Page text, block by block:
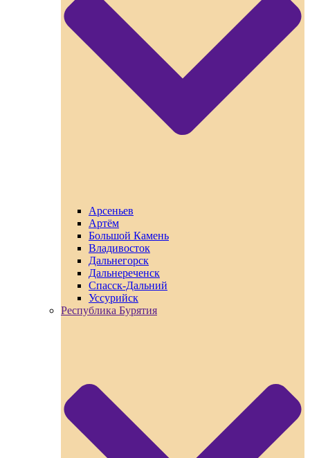
Арсеньев
Артём
Большой Камень
Владивосток
Дальнегорск
Дальнереченск
Спасск-Дальний
Уссурийск
Республика Бурятия